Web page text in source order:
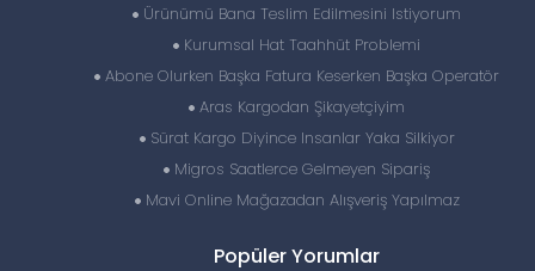
Ürünümü Bana Teslim Edilmesini Istiyorum
Kurumsal Hat Taahhüt Problemi
Abone Olurken Başka Fatura Keserken Başka Operatör
Aras Kargodan Şikayetçiyim
Sürat Kargo Diyince Insanlar Yaka Silkiyor
Migros Saatlerce Gelmeyen Sipariş
Mavi Online Mağazadan Alışveriş Yapılmaz
Popüler Yorumlar